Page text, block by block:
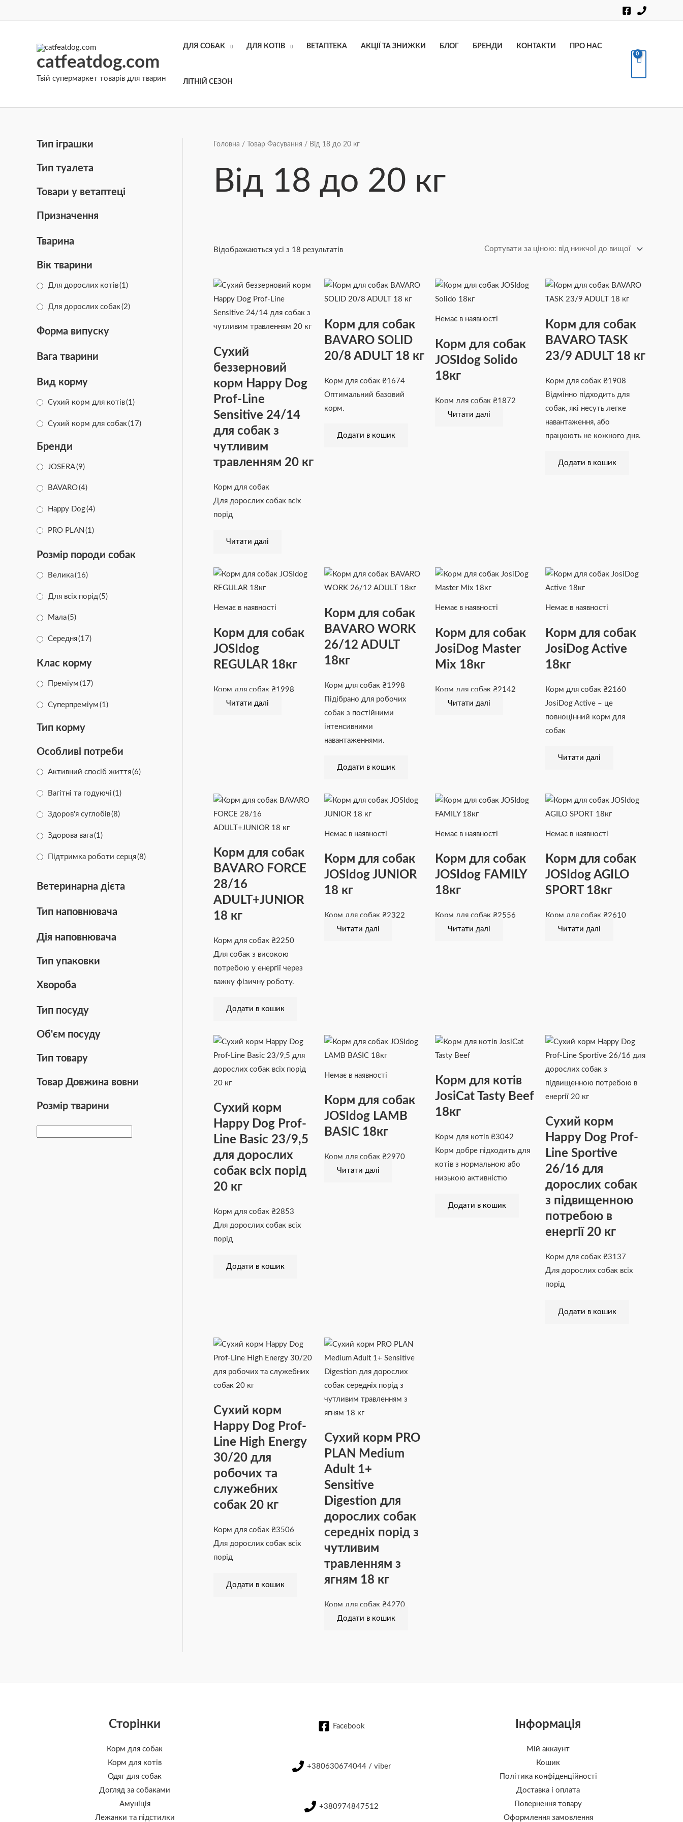
catfeatdog.com
Твій супермаркет товарів для тварин
ДЛЯ СОБАК ДЛЯ КОТІВ ВЕТАПТЕКА АКЦІЇ ТА ЗНИЖКИ БЛОГ БРЕНДИ КОНТАКТИ ПРО НАС
ЛІТНІЙ СЕЗОН
Тип іграшки
Тип туалета
Товари у ветаптеці
Призначення
Тварина
Вік тварини
Для дорослих котів(1)
Для дорослих собак (2)
Форма випуску
Вага тварини
Вид корму
Сухий корм для котів(1)
Сухий корм для собак (17)
Бренди
JOSERA(9)
BAVARO(4)
Happy Dog(4)
PRO PLAN (1)
Розмір породи собак
Велика(16)
Для всіх порід (5)
Мала(5)
Середня(17)
Клас корму
Преміум (17)
Суперпреміум (1)
Тип корму
Особливі потреби
Активний спосіб життя(6)
Вагітні та годуючі (1)
Здоров'я суглобів(8)
Здорова вага(1)
Підтримка роботи серця(8)
Ветеринарна дієта
Тип наповнювача
Дія наповнювача
Тип упаковки
Хвороба
Тип посуду
Об'єм посуду
Тип товару
Товар Довжина вовни
Розмір тварини
Головна / Товар Фасування / Від 18 до 20 кг
Від 18 до 20 кг
Відображаються усі з 18 результатів
Сортування
найнижчої
до
найвищої
Сухий
беззерновий
корм Happy Dog
Prof-Line
Sensitive 24/14
для собак з
чутливим
травленням 20 кг
Корм для собак
Для дорослих собак всіх
порід
Читати далі
Корм для собак
BAVARO SOLID
20/8 ADULT 18 кг
Корм для собак ₴1674
Оптимальний базовий
корм.
Додати в кошик
Немає в наявності
Корм для собак
JOSIdog Solido
18кг
Корм для собак ₴1872
Читати далі
Корм для собак
BAVARO TASK
23/9 ADULT 18 кг
Корм для собак₴1908
Відмінно підходить для
собак, які несуть легке
навантаження, або
працюють не кожного дня.
Додати в кошик
Немає в наявності
Корм для собак
JOSIdog
REGULAR 18кг
Корм для собак ₴1998
Читати далі
Корм для собак
BAVARO WORK
26/12 ADULT
18кг
Корм для собак ₴1998
Підібрано для робочих
собак з постійними
інтенсивними
навантаженнями.
Додати в кошик
Немає в наявності
Корм для собак
JosiDog Master
Mix 18кг
Корм для собак ₴2142
Читати далі
Немає в наявності
Корм для собак
JosiDog Active
18кг
Корм для собак₴2160
JosiDog Active – це
повноцінний корм для
собак
Читати далі
Корм для собак
BAVARO FORCE
28/16
ADULT+JUNIOR
18 кг
Корм для собак ₴2250
Для собак з високою
потребою у енергії через
важку фізичну роботу.
Додати в кошик
Немає в наявності
Корм для собак
JOSIdog JUNIOR
18 кг
Корм для собак ₴2322
Читати далі
Немає в наявності
Корм для собак
JOSIdog FAMILY
18кг
Корм для собак ₴2556
Читати далі
Немає в наявності
Корм для собак
JOSIdog AGILO
SPORT 18кг
Корм для собак₴2610
Читати далі
Сухий корм
Happy Dog Prof-
Line Basic 23/9,5
для дорослих
собак всіх порід
20 кг
Корм для собак ₴2853
Для дорослих собак всіх
порід
Додати в кошик
Немає в наявності
Корм для собак
JOSIdog LAMB
BASIC 18кг
Корм для собак ₴2970
Читати далі
Корм для котів
JosiCat Tasty Beef
18кг
Корм для котів ₴3042
Корм добре підходить для
котів з нормальною або
низькою активністю
Додати в кошик
Сухий корм
Happy Dog Prof-
Line Sportive
26/16 для
дорослих собак
з підвищенною
потребою в
енергії 20 кг
Корм для собак₴3137
Для дорослих собак всіх
порід
Додати в кошик
Сухий корм
Happy Dog Prof-
Line High Energy
30/20 для
робочих та
служебних
собак 20 кг
Корм для собак ₴3506
Для дорослих собак всіх
порід
Додати в кошик
Сухий корм PRO
PLAN Medium
Adult 1+
Sensitive
Digestion для
дорослих собак
середніх порід з
чутливим
травленням з
ягням 18 кг
Корм для собак ₴4270
Додати в кошик
Сторінки
Корм для собак
Корм для котів
Одяг для собак
Догляд за собаками
Амуніція
Лежанки та підстилки
Facebook
+380630674044 / viber
+380974847512
Інформація
Мій аккаунт
Кошик
Політика конфіденційності
Доставка і оплата
Повернення товару
Оформлення замовлення